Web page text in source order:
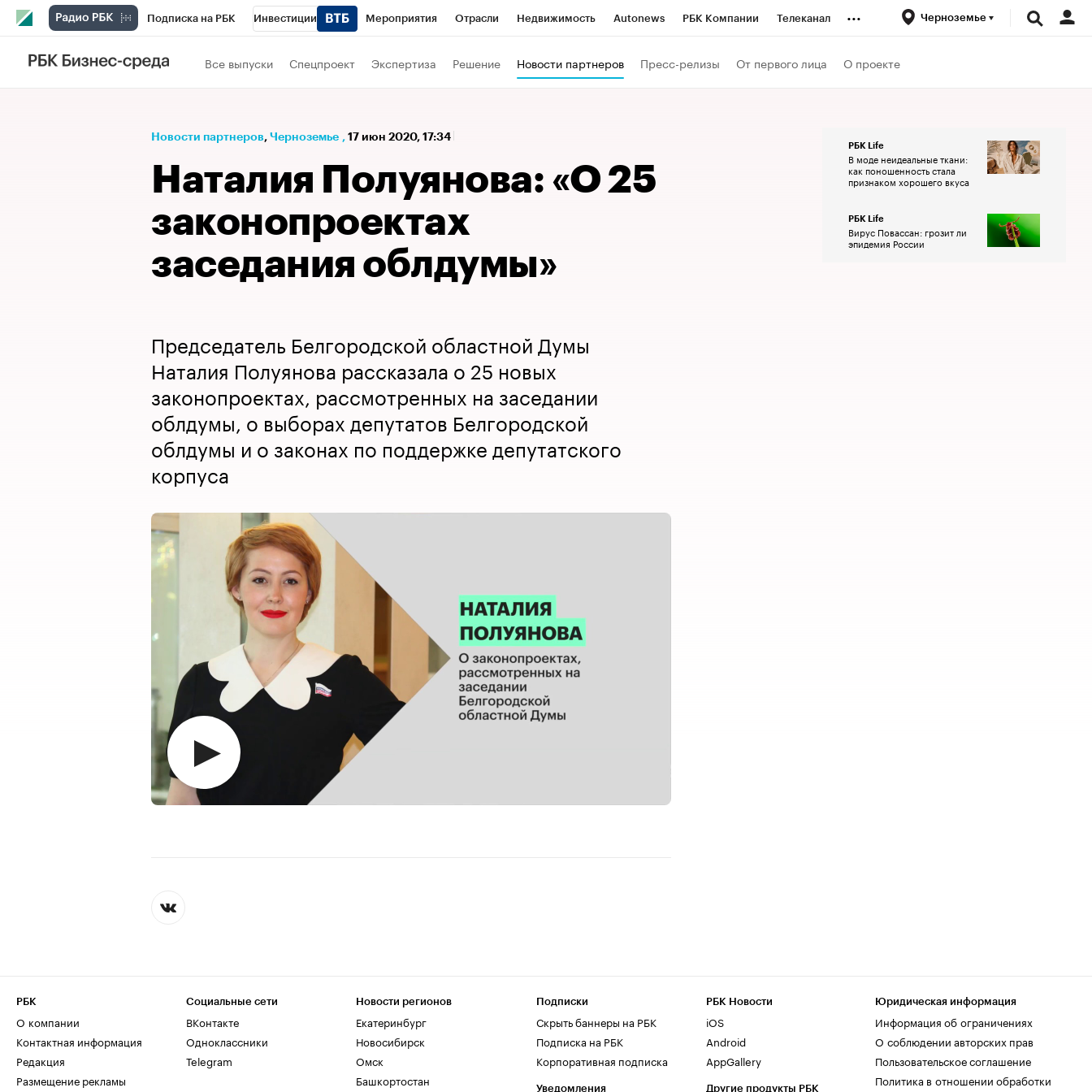
Подписка на РБК Инвестиции Мероприятия Отрасли Недвижимость Autonews РБК Компании Телеканал
РБК Вино
Проверка контрагентов Политика Технологии и медиа Финансы
... Черноземье
Все выпуски Спецпроект Экспертиза Решение Новости партнеров Пресс-релизы От первого лица О проекте
Новости партнеров⁠, Черноземье , 17 июн 2020, 17:34
Наталия Полуянова: «О 25
законопроектах
заседания облдумы»
Председатель Белгородской областной Думы
Наталия Полуянова рассказала о 25 новых
законопроектах, рассмотренных на заседании
облдумы, о выборах депутатов Белгородской
облдумы и о законах по поддержке депутатского
корпуса
РБК Life
В моде неидеальные ткани:
как поношенность стала
признаком хорошего вкуса
РБК Life
Вирус Повассан: грозит ли
эпидемия России
РБК
О компании
Контактная информация
Редакция
Размещение рекламы
Социальные сети
ВКонтакте
Одноклассники
Telegram
Новости регионов
Екатеринбург
Новосибирск
Омск
Башкортостан
Подписки
Скрыть баннеры на РБК
Подписка на РБК
Корпоративная подписка
Уведомления
РБК Новости
iOS
Android
AppGallery
Другие продукты РБК
Юридическая информация
Информация об ограничениях
О соблюдении авторских прав
Пользовательское соглашение
Политика в отношении обработки